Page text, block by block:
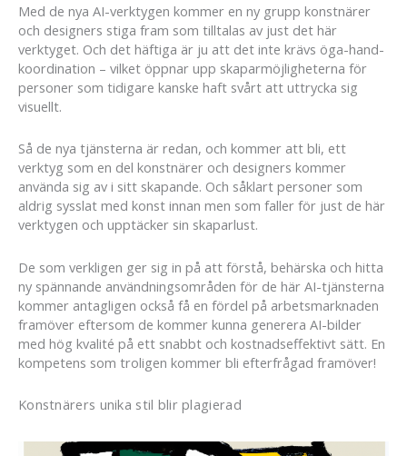
Med de nya AI-verktygen kommer en ny grupp konstnärer
och designers stiga fram som tilltalas av just det här
verktyget. Och det häftiga är ju att det inte krävs öga-hand-
koordination – vilket öppnar upp skaparmöjligheterna för
personer som tidigare kanske haft svårt att uttrycka sig
visuellt.
Så de nya tjänsterna är redan, och kommer att bli, ett
verktyg som en del konstnärer och designers kommer
använda sig av i sitt skapande. Och såklart personer som
aldrig sysslat med konst innan men som faller för just de här
verktygen och upptäcker sin skaparlust.
De som verkligen ger sig in på att förstå, behärska och hitta
ny spännande användningsområden för de här AI-tjänsterna
kommer antagligen också få en fördel på arbetsmarknaden
framöver eftersom de kommer kunna generera AI-bilder
med hög kvalité på ett snabbt och kostnadseffektivt sätt. En
kompetens som troligen kommer bli efterfrågad framöver!
Konstnärers unika stil blir plagierad